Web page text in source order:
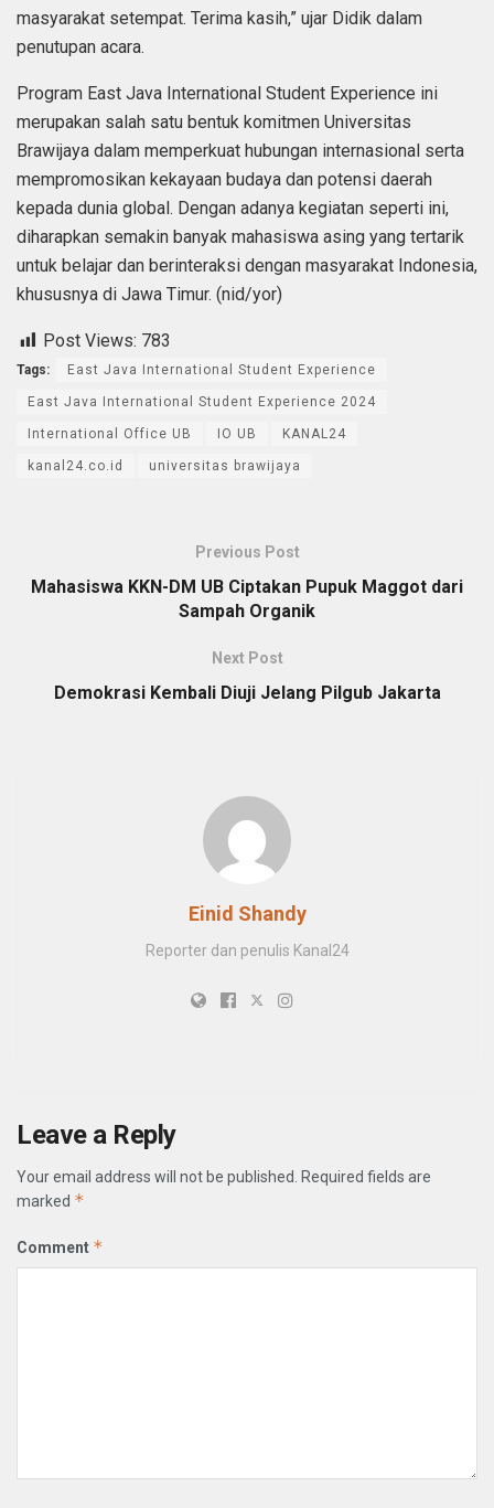
masyarakat setempat. Terima kasih,” ujar Didik dalam
penutupan acara.
Program East Java International Student Experience ini
merupakan salah satu bentuk komitmen Universitas
Brawijaya dalam memperkuat hubungan internasional serta
mempromosikan kekayaan budaya dan potensi daerah
kepada dunia global. Dengan adanya kegiatan seperti ini,
diharapkan semakin banyak mahasiswa asing yang tertarik
untuk belajar dan berinteraksi dengan masyarakat Indonesia,
khususnya di Jawa Timur. (nid/yor)
Post Views: 783
Tags: East Java International Student Experience
East Java International Student Experience 2024
International Office UB IO UB KANAL24
kanal24.co.id universitas brawijaya
Previous Post
Mahasiswa KKN-DM UB Ciptakan Pupuk Maggot dari
Sampah Organik
Next Post
Demokrasi Kembali Diuji Jelang Pilgub Jakarta
Einid Shandy
Reporter dan penulis Kanal24
Leave a Reply
Your email address will not be published.
Required fields are
marked *
Comment *